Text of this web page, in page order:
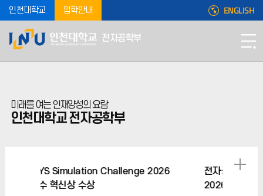
인천대학교 입학안내 ENGLISH
전자공학부
미래를 여는 인재양성의 요람
인천대학교 전자공학부
2026
전자공학부 박창주 교수 IEEE ESSERC